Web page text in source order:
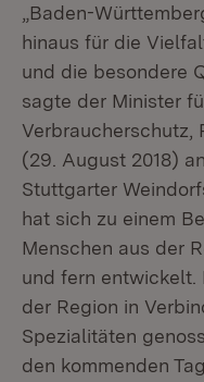
„Baden-
hinaus für die
und die besondere
sagte der Minister
Verbraucherschutz,
(29. August 2018)
Stuttgarter
hat sich zu einem
Menschen aus der
und fern entwickelt.
der Region in
Spezialitäten
den kommenden